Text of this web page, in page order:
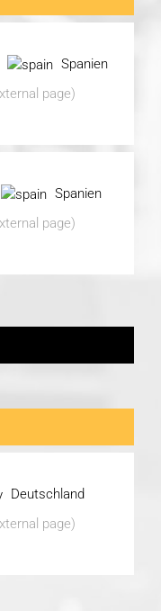
Spanien
Spanien
Deutschland